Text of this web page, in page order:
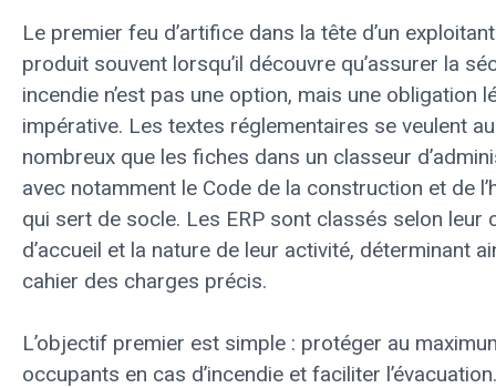
Le premier feu d’artifice dans la tête d’un exploitant
produit souvent lorsqu’il découvre qu’assurer la
incendie n’est pas une option, mais une obligation
impérative. Les textes réglementaires se veulent
nombreux que les fiches dans un classeur
avec notamment le Code de la construction et de
qui sert de socle. Les ERP sont classés selon leur
d’accueil et la nature de leur activité, déterminant
cahier des charges précis.
L’objectif premier est simple : protéger au
occupants en cas d’incendie et faciliter